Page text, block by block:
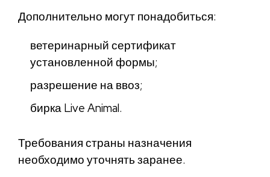
Дополнительно могут понадобиться:
ветеринарный сертификат
установленной формы;
разрешение на ввоз;
бирка Live Animal.
Требования страны назначения
необходимо уточнять заранее.